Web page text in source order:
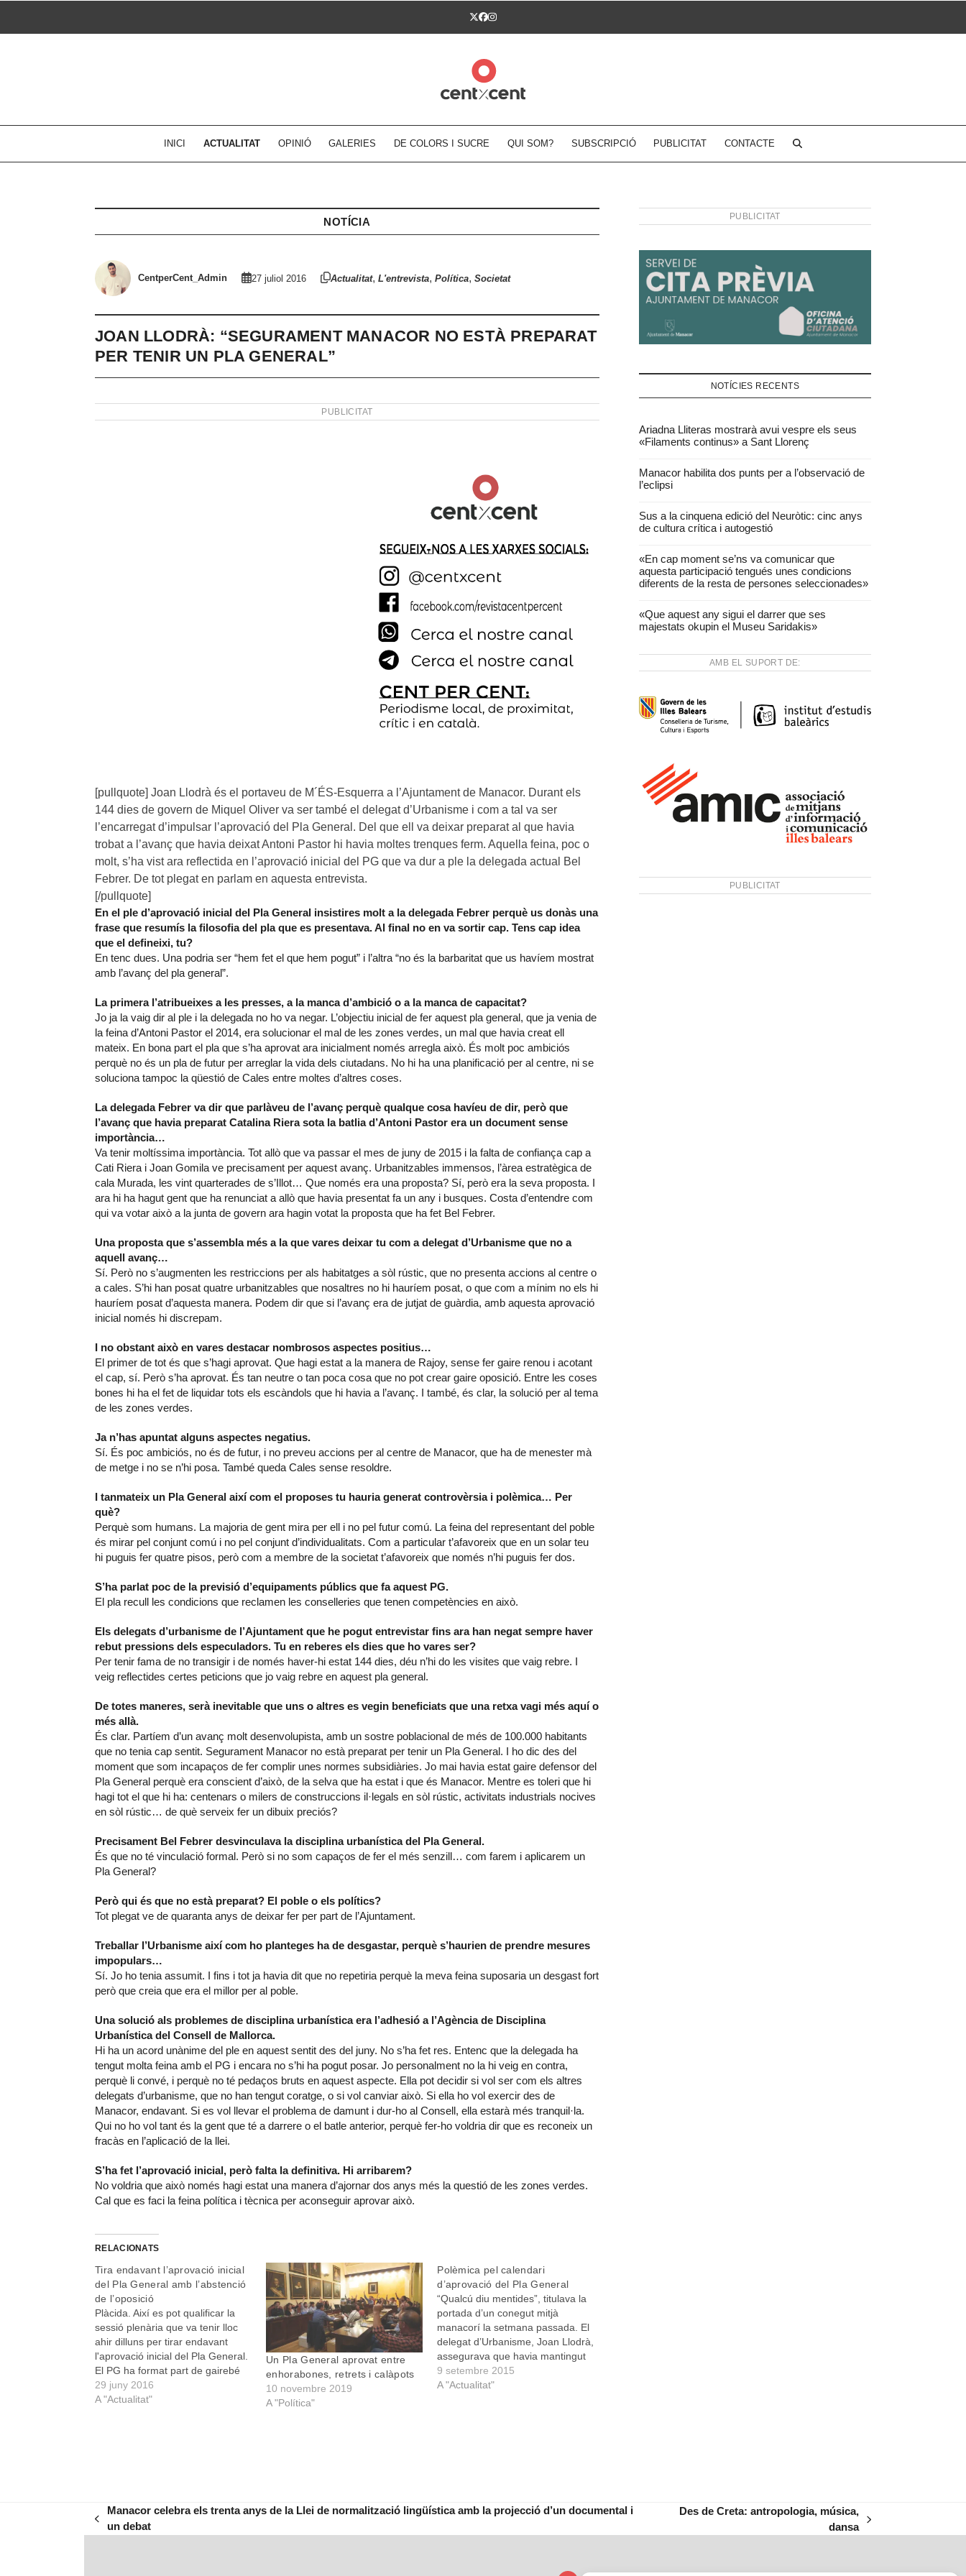
Twitter
Facebook
Instagram
INICI ACTUALITAT OPINIÓ GALERIES DE COLORS I SUCRE QUI SOM? SUBSCRIPCIÓ PUBLICITAT CONTACTE
NOTÍCIA
CentperCent_Admin 27 juliol 2016 Actualitat, L'entrevista, Política, Societat
JOAN LLODRÀ: “SEGURAMENT MANACOR NO ESTÀ PREPARAT
PER TENIR UN PLA GENERAL”
PUBLICITAT
[pullquote] Joan Llodrà és el portaveu de M´ÉS-Esquerra a l’Ajuntament de Manacor. Durant els
144 dies de govern de Miquel Oliver va ser també el delegat d’Urbanisme i com a tal va ser
l’encarregat d’impulsar l’aprovació del Pla General. Del que ell va deixar preparat al que havia
trobat a l’avanç que havia deixat Antoni Pastor hi havia moltes trenques ferm. Aquella feina, poc o
molt, s’ha vist ara reflectida en l’aprovació inicial del PG que va dur a ple la delegada actual Bel
Febrer. De tot plegat en parlam en aquesta entrevista.
[/pullquote]
En el ple d’aprovació inicial del Pla General insistires molt a la delegada Febrer perquè us donàs una
frase que resumís la filosofia del pla que es presentava. Al final no en va sortir cap. Tens cap idea
que el defineixi, tu?
En tenc dues. Una podria ser “hem fet el que hem pogut” i l’altra “no és la barbaritat que us havíem mostrat
amb l’avanç del pla general”.
La primera l’atribueixes a les presses, a la manca d’ambició o a la manca de capacitat?
Jo ja la vaig dir al ple i la delegada no ho va negar. L’objectiu inicial de fer aquest pla general, que ja venia de
la feina d’Antoni Pastor el 2014, era solucionar el mal de les zones verdes, un mal que havia creat ell
mateix. En bona part el pla que s’ha aprovat ara inicialment només arregla això. És molt poc ambiciós
perquè no és un pla de futur per arreglar la vida dels ciutadans. No hi ha una planificació per al centre, ni se
soluciona tampoc la qüestió de Cales entre moltes d’altres coses.
La delegada Febrer va dir que parlàveu de l’avanç perquè qualque cosa havíeu de dir, però que
l’avanç que havia preparat Catalina Riera sota la batlia d’Antoni Pastor era un document sense
importància…
Va tenir moltíssima importància. Tot allò que va passar el mes de juny de 2015 i la falta de confiança cap a
Cati Riera i Joan Gomila ve precisament per aquest avanç. Urbanitzables immensos, l’àrea estratègica de
cala Murada, les vint quarterades de s’Illot… Que només era una proposta? Sí, però era la seva proposta. I
ara hi ha hagut gent que ha renunciat a allò que havia presentat fa un any i busques. Costa d’entendre com
qui va votar això a la junta de govern ara hagin votat la proposta que ha fet Bel Febrer.
Una proposta que s’assembla més a la que vares deixar tu com a delegat d’Urbanisme que no a
aquell avanç…
Sí. Però no s’augmenten les restriccions per als habitatges a sòl rústic, que no presenta accions al centre o
a cales. S’hi han posat quatre urbanitzables que nosaltres no hi hauríem posat, o que com a mínim no els hi
hauríem posat d’aquesta manera. Podem dir que si l’avanç era de jutjat de guàrdia, amb aquesta aprovació
inicial només hi discrepam.
I no obstant això en vares destacar nombrosos aspectes positius…
El primer de tot és que s’hagi aprovat. Que hagi estat a la manera de Rajoy, sense fer gaire renou i acotant
el cap, sí. Però s’ha aprovat. És tan neutre o tan poca cosa que no pot crear gaire oposició. Entre les coses
bones hi ha el fet de liquidar tots els escàndols que hi havia a l’avanç. I també, és clar, la solució per al tema
de les zones verdes.
Ja n’has apuntat alguns aspectes negatius.
Sí. És poc ambiciós, no és de futur, i no preveu accions per al centre de Manacor, que ha de menester mà
de metge i no se n’hi posa. També queda Cales sense resoldre.
I tanmateix un Pla General així com el proposes tu hauria generat controvèrsia i polèmica… Per
què?
Perquè som humans. La majoria de gent mira per ell i no pel futur comú. La feina del representant del poble
és mirar pel conjunt comú i no pel conjunt d’individualitats. Com a particular t’afavoreix que en un solar teu
hi puguis fer quatre pisos, però com a membre de la societat t’afavoreix que només n’hi puguis fer dos.
S’ha parlat poc de la previsió d’equipaments públics que fa aquest PG.
El pla recull les condicions que reclamen les conselleries que tenen competències en això.
Els delegats d’urbanisme de l’Ajuntament que he pogut entrevistar fins ara han negat sempre haver
rebut pressions dels especuladors. Tu en reberes els dies que ho vares ser?
Per tenir fama de no transigir i de només haver-hi estat 144 dies, déu n’hi do les visites que vaig rebre. I
veig reflectides certes peticions que jo vaig rebre en aquest pla general.
De totes maneres, serà inevitable que uns o altres es vegin beneficiats que una retxa vagi més aquí o
més allà.
És clar. Partíem d’un avanç molt desenvolupista, amb un sostre poblacional de més de 100.000 habitants
que no tenia cap sentit. Segurament Manacor no està preparat per tenir un Pla General. I ho dic des del
moment que som incapaços de fer complir unes normes subsidiàries. Jo mai havia estat gaire defensor del
Pla General perquè era conscient d’això, de la selva que ha estat i que és Manacor. Mentre es toleri que hi
hagi tot el que hi ha: centenars o milers de construccions il·legals en sòl rústic, activitats industrials nocives
en sòl rústic… de què serveix fer un dibuix preciós?
Precisament Bel Febrer desvinculava la disciplina urbanística del Pla General.
És que no té vinculació formal. Però si no som capaços de fer el més senzill… com farem i aplicarem un
Pla General?
Però qui és que no està preparat? El poble o els polítics?
Tot plegat ve de quaranta anys de deixar fer per part de l’Ajuntament.
Treballar l’Urbanisme així com ho planteges ha de desgastar, perquè s’haurien de prendre mesures
impopulars…
Sí. Jo ho tenia assumit. I fins i tot ja havia dit que no repetiria perquè la meva feina suposaria un desgast fort
però que creia que era el millor per al poble.
Una solució als problemes de disciplina urbanística era l’adhesió a l’Agència de Disciplina
Urbanística del Consell de Mallorca.
Hi ha un acord unànime del ple en aquest sentit des del juny. No s’ha fet res. Entenc que la delegada ha
tengut molta feina amb el PG i encara no s’hi ha pogut posar. Jo personalment no la hi veig en contra,
perquè li convé, i perquè no té pedaços bruts en aquest aspecte. Ella pot decidir si vol ser com els altres
delegats d’urbanisme, que no han tengut coratge, o si vol canviar això. Si ella ho vol exercir des de
Manacor, endavant. Si es vol llevar el problema de damunt i dur-ho al Consell, ella estarà més tranquil·la.
Qui no ho vol tant és la gent que té a darrere o el batle anterior, perquè fer-ho voldria dir que es reconeix un
fracàs en l’aplicació de la llei.
S’ha fet l’aprovació inicial, però falta la definitiva. Hi arribarem?
No voldria que això només hagi estat una manera d’ajornar dos anys més la questió de les zones verdes.
Cal que es faci la feina política i tècnica per aconseguir aprovar això.
RELACIONATS
Tira endavant l’aprovació inicial
del Pla General amb l’abstenció
de l’oposició
Plàcida. Així es pot qualificar la
sessió plenària que va tenir lloc
ahir dilluns per tirar endavant
l'aprovació inicial del Pla General.
El PG ha format part de gairebé
tots els programes electorals de
tots els partits a Manacor durant
29 juny 2016
A "Actualitat"
Un Pla General aprovat entre
enhorabones, retrets i calàpots
10 novembre 2019
A "Política"
Polèmica pel calendari
d’aprovació del Pla General
“Qualcú diu mentides”, titulava la
portada d’un conegut mitjà
manacorí la setmana passada. El
delegat d’Urbanisme, Joan Llodrà,
assegurava que havia mantingut
dues reunions amb Catalina
Riera, cap de l’oposició, per parlar
9 setembre 2015
A "Actualitat"
PUBLICITAT
NOTÍCIES RECENTS
Ariadna Lliteras mostrarà avui vespre els seus
«Filaments continus» a Sant Llorenç
Manacor habilita dos punts per a l’observació de
l’eclipsi
Sus a la cinquena edició del Neuròtic: cinc anys
de cultura crítica i autogestió
«En cap moment se’ns va comunicar que
aquesta participació tengués unes condicions
diferents de la resta de persones seleccionades»
«Que aquest any sigui el darrer que ses
majestats okupin el Museu Saridakis»
AMB EL SUPORT DE:
PUBLICITAT
previous
Manacor celebra els trenta anys de la Llei de normalització lingüística amb la projecció d’un documental i
un debat
Des de Creta: antropologia, música,
dansa